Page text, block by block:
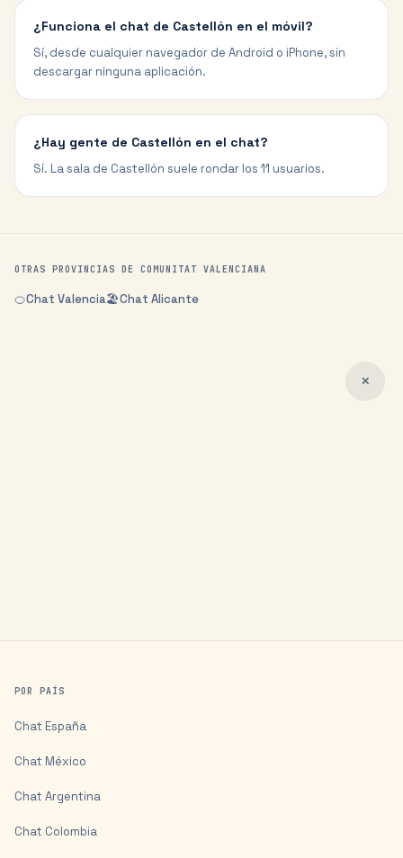
¿Funciona el chat de Castellón en el móvil?
Sí, desde cualquier navegador de Android o iPhone, sin
descargar ninguna aplicación.
¿Hay gente de Castellón en el chat?
Sí. La sala de Castellón suele rondar los 11 usuarios.
OTRAS PROVINCIAS DE COMUNITAT VALENCIANA
🍊Chat Valencia🏖️Chat Alicante
✕
POR PAÍS
Chat España
Chat México
Chat Argentina
Chat Colombia